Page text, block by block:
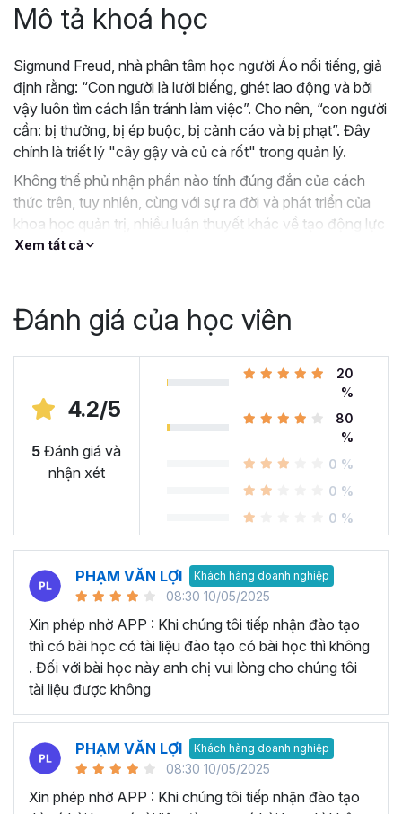
Mô tả khoá học
Sigmund Freud, nhà phân tâm học người Áo nổi tiếng, giả
định rằng: “Con người là lười biếng, ghét lao động và bởi
vậy luôn tìm cách lẩn tránh làm việc”. Cho nên, “con người
cần: bị thưởng, bị ép buộc, bị cảnh cáo và bị phạt”. Đây
chính là triết lý "cây gậy và củ cà rốt" trong quản lý.
Không thể phủ nhận phần nào tính đúng đắn của cách
thức trên, tuy nhiên, cùng với sự ra đời và phát triển của
khoa học quản trị, nhiều luận thuyết khác về tạo động lực
làm việc cho nhân viên xuất hiện và ngày càng chứng tỏ
đến ngọn, từ ngắn hạn đến dài hạn, từ vị trí nhân viên đến
nhà quản lý, từ tâm sinh lý người đến hành vi nhân viên…
Chương trình đào tạo đặc biệt "Quản trị Nhân sự - Cách
tạo Động lực để thúc đẩy Hành vi" hướng tới việc khai
thác tối đa giá trị của “củ cà rốt”, biến mỗi nhân viên thành
“ông chủ” của chính quá trình làm việc của mình, tìm thấy
được niềm vui, nhìn ra được trách nhiệm và có những nỗ
lực để hoàn thành tốt công việc của mình.
Trong khóa học này, bạn sẽ học được:
Hiểu rõ về nguyên tắc cây gậy và củ cà rốt và điều
kiện áp dụng hiệu quả
Hiểu rõ về các dạng hành vi
09 chiến lược để đánh thức động lực của bạn
Các mẹo để tăng động lực cho nhân viên
Cùng đăng ký ngay hôm nay để phát triển Kỹ năng
Quản lý của bạn. Hoàn tiền 100% trong 365 ngày
nếu bạn không hài lòng về Khóa học này.
Xem tất cả
Đánh giá của học viên
4.2/5
5 Đánh giá và
nhận xét
20
%
80
%
0 %
0 %
0 %
PHẠM VĂN LỢI Khách hàng doanh nghiệp
08:30 10/05/2025
Xin phép nhờ APP : Khi chúng tôi tiếp nhận đào tạo
thì có bài học có tài liệu đào tạo có bài học thì không
. Đối với bài học này anh chị vui lòng cho chúng tôi
tài liệu được không
PHẠM VĂN LỢI Khách hàng doanh nghiệp
08:30 10/05/2025
Xin phép nhờ APP : Khi chúng tôi tiếp nhận đào tạo